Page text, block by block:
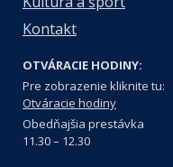
Kontakt
OTVÁRACIE HODINY:
Pre zobrazenie kliknite tu:
Otváracie hodiny
Obedňajšia prestávka
11.30 – 12.30